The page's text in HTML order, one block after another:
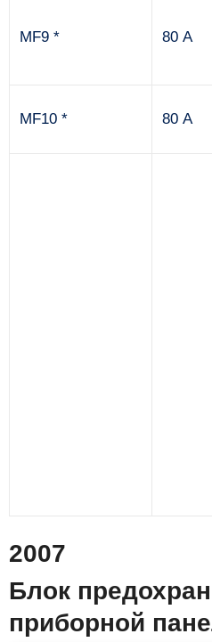
MF9 * 80 А
MF10 * 80 А
2007
Блок
приборной